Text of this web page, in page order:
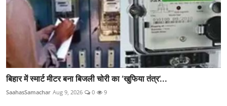
बिहार में स्मार्ट मीटर बना बिजली चोरी का ‘खुफिया तंत्र’...
SaahasSamachar Aug 9, 2026 0 9